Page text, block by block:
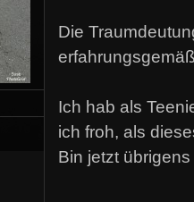
Die
Ich hab als
ich froh, als
Bin jetzt